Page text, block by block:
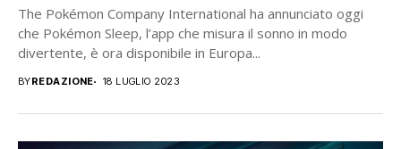
The Pokémon Company International ha annunciato oggi
che Pokémon Sleep, l’app che misura il sonno in modo
divertente, è ora disponibile in Europa...
BYREDAZIONE 18 LUGLIO 2023